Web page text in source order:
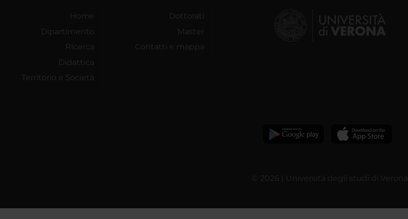
Home
Dipartimento
Ricerca
Didattica
Territorio e Società
Dottorati
Master
Contatti e mappa
© 2026 | Università degli studi di Verona